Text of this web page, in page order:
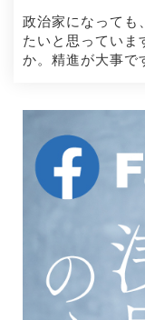
政治家になっても
たいと思っていま
か。精進が大事で